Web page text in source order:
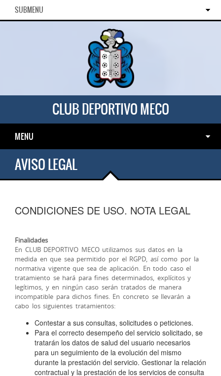
SUBMENU
CLUB DEPORTIVO MECO
MENU
AVISO LEGAL
CONDICIONES DE USO. NOTA LEGAL
Finalidades
En CLUB DEPORTIVO MECO utilizamos sus datos en la
medida en que sea permitido por el RGPD, así como por la
normativa vigente que sea de aplicación. En todo caso el
tratamiento se hará para fines determinados, explícitos y
legítimos, y en ningún caso serán tratados de manera
incompatible para dichos fines. En concreto se llevarán a
cabo los siguientes tratamientos:
Contestar a sus consultas, solicitudes o peticiones.
Para el correcto desempeño del servicio solicitado, se
tratarán los datos de salud del usuario necesarios
para un seguimiento de la evolución del mismo
durante la prestación del servicio. Gestionar la relación
contractual y la prestación de los servicios de consulta